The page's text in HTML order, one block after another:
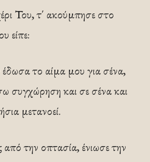
Του, τ΄ ακούμπησε στο
είπε:
το αίμα μου για σένα,
συγχώρηση και σε σένα και
μετανοεί.
την οπτασία, ένιωσε την